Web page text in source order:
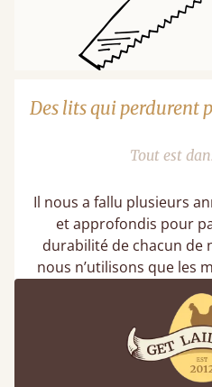
Des lits qui perdurent
Tout est
Il nous a fallu plusieurs
et approfondis pour
durabilité de chacun de
nous n’utilisons que les
nos cadres de lit sont
massif et nos lattes sont
larges que les normes
70 % du sommier,